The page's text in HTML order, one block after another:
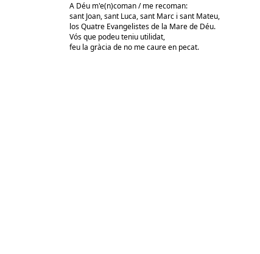
A Déu m'e(n)coman / me recoman:
sant Joan, sant Luca, sant Marc i sant Mateu,
los Quatre Evangelistes de la Mare de Déu.
Vós que podeu teniu utilidat,
feu la gràcia de no me caure en pecat.